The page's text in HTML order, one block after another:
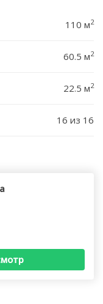
110 м2
60.5 м2
22.5 м2
16 из 16